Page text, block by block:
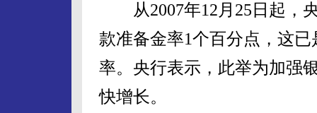
从2007年12月25日起，
款准备金率1个百分点，这
率。央行表示，此举为加强
快增长。